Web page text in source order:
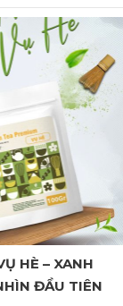
HÈ – XANH
ĐẦU TIÊN